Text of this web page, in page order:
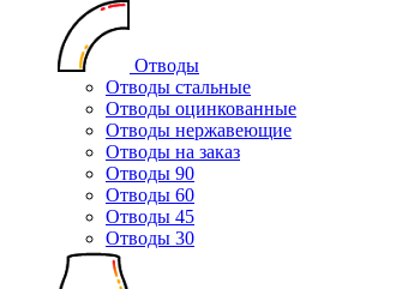
Отводы
Отводы стальные
Отводы оцинкованные
Отводы нержавеющие
Отводы на заказ
Отводы 90
Отводы 60
Отводы 45
Отводы 30